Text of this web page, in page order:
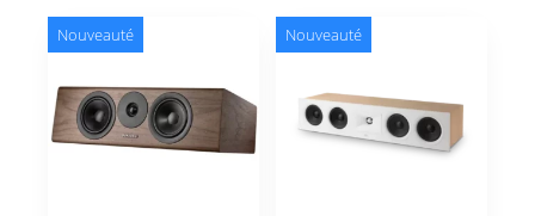
Nouveauté Nouveauté